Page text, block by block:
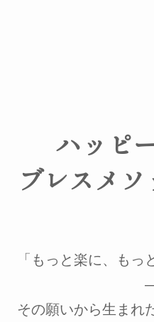
ハッピ
ブレスメ
「もっと楽に、もっ
その願いから生まれ